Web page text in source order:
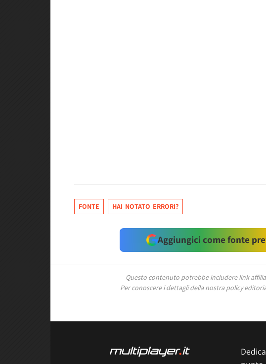
FONTE HAI NOTATO ERRORI?
Aggiungici come fonte
Questo contenuto potrebbe includere link
Per conoscere i dettagli della nostra policy